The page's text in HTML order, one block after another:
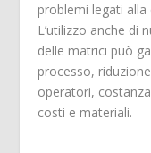
problemi legati alla
L’utilizzo anche di
delle matrici può
processo,
operatori,
costi e materiali.